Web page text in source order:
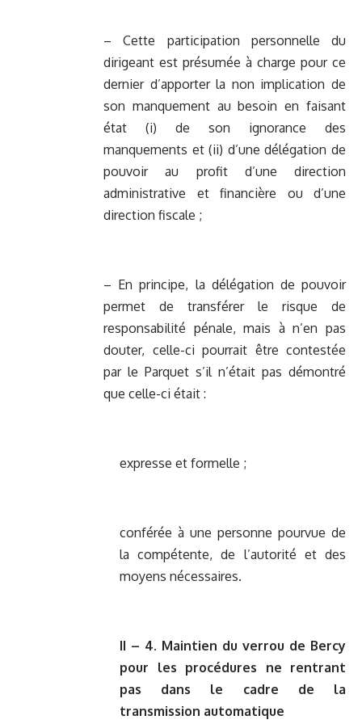
– Cette participation personnelle du
dirigeant est présumée à charge pour ce
dernier d’apporter la non implication de
son manquement au besoin en faisant
état (i) de son ignorance des
manquements et (ii) d’une délégation de
pouvoir au profit d’une direction
administrative et financière ou d’une
direction fiscale ;
– En principe, la délégation de pouvoir
permet de transférer le risque de
responsabilité pénale, mais à n’en pas
douter, celle-ci pourrait être contestée
par le Parquet s’il n’était pas démontré
que celle-ci était :
expresse et formelle ;
conférée à une personne pourvue de
la compétente, de l’autorité et des
moyens nécessaires.
II – 4. Maintien du verrou de Bercy
pour les procédures ne rentrant
pas dans le cadre de la
transmission automatique